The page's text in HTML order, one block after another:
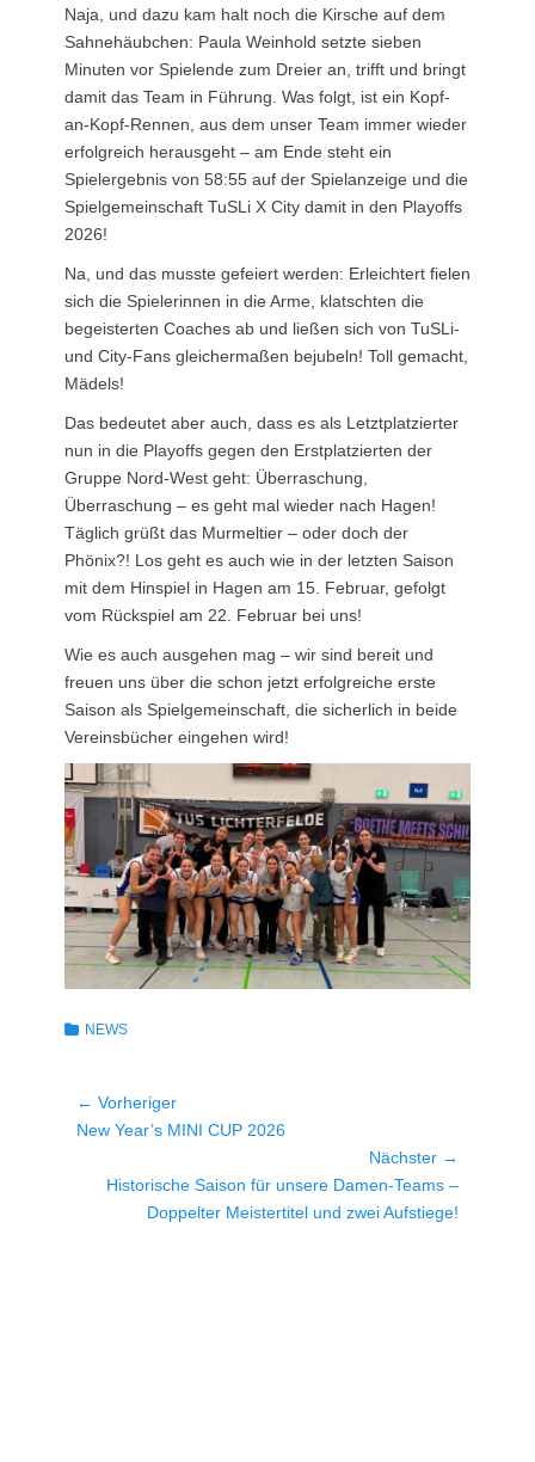
Naja, und dazu kam halt noch die Kirsche auf dem
Sahnehäubchen: Paula Weinhold setzte sieben
Minuten vor Spielende zum Dreier an, trifft und bringt
damit das Team in Führung. Was folgt, ist ein Kopf-
an-Kopf-Rennen, aus dem unser Team immer wieder
erfolgreich herausgeht – am Ende steht ein
Spielergebnis von 58:55 auf der Spielanzeige und die
Spielgemeinschaft TuSLi X City damit in den Playoffs
2026!
Na, und das musste gefeiert werden: Erleichtert fielen
sich die Spielerinnen in die Arme, klatschten die
begeisterten Coaches ab und ließen sich von TuSLi-
und City-Fans gleichermaßen bejubeln! Toll gemacht,
Mädels!
Das bedeutet aber auch, dass es als Letztplatzierter
nun in die Playoffs gegen den Erstplatzierten der
Gruppe Nord-West geht: Überraschung,
Überraschung – es geht mal wieder nach Hagen!
Täglich grüßt das Murmeltier – oder doch der
Phönix?! Los geht es auch wie in der letzten Saison
mit dem Hinspiel in Hagen am 15. Februar, gefolgt
vom Rückspiel am 22. Februar bei uns!
Wie es auch ausgehen mag – wir sind bereit und
freuen uns über die schon jetzt erfolgreiche erste
Saison als Spielgemeinschaft, die sicherlich in beide
Vereinsbücher eingehen wird!
Kategorien
NEWS
Beitragsnavigation
← Vorheriger
Vorheriger
New Year’s MINI CUP 2026
Nächster →
Nächster
Historische Saison für unsere Damen-Teams –
Doppelter Meistertitel und zwei Aufstiege!